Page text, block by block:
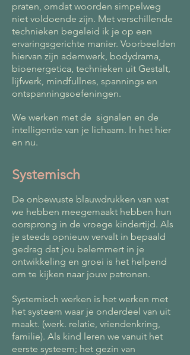
praten, omdat woorden simpelweg
niet voldoende zijn. Met verschillende
technieken begeleid ik je op een
ervaringsgerichte manier. Voorbeelden
hiervan zijn ademwerk, bodydrama,
bioenergetica, technieken uit Gestalt,
lijfwerk, mindfullnes, spannings en
ontspanningsoefeningen.
We werken met de signalen en de
intelligentie van je lichaam. In het hier
en nu.
Systemisch
De onbewuste blauwdrukken van wat
we hebben meegemaakt hebben hun
oorsprong in de vroege kindertijd. Als
je steeds opnieuw vervalt in bepaald
gedrag dat jou belemmert in je
ontwikkeling en groei is het helpend
om te kijken naar jouw patronen.
Systemisch werken is het werken met
het systeem waar je onderdeel van uit
maakt. (werk. relatie, vriendenkring,
familie). Als kind leren we vanuit het
eerste systeem; het gezin van